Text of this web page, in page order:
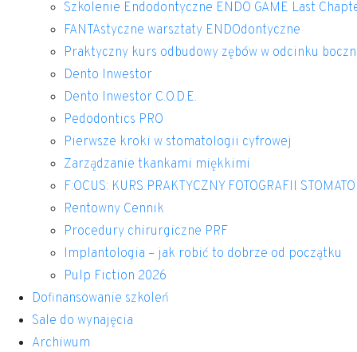
Szkolenie Endodontyczne ENDO GAME Last
FANTAstyczne warsztaty ENDOdontyczne
Praktyczny kurs odbudowy zębów w odcinku
Dento Inwestor
Dento Inwestor C.O.D.E.
Pedodontics PRO
Pierwsze kroki w stomatologii cyfrowej
Zarządzanie tkankami miękkimi
F:OCUS: KURS PRAKTYCZNY FOTOGRAFII
Rentowny Cennik
Procedury chirurgiczne PRF
Implantologia – jak robić to dobrze od początku
Pulp Fiction 2026
Dofinansowanie szkoleń
Sale do wynajęcia
Archiwum